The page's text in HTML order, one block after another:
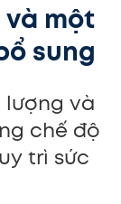
và một
sung
lượng và
chế độ
trì sức